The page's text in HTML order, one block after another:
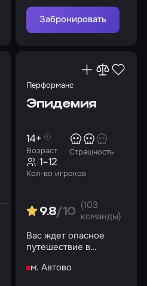
Забронировать
Перформанс
Эпидемия
Возраст
14+
Страшность
Кол-во игроков
1–12
9.8/10
(103
команды)
Вас ждет опасное
путешествие в
которой предстоит
м. Автово